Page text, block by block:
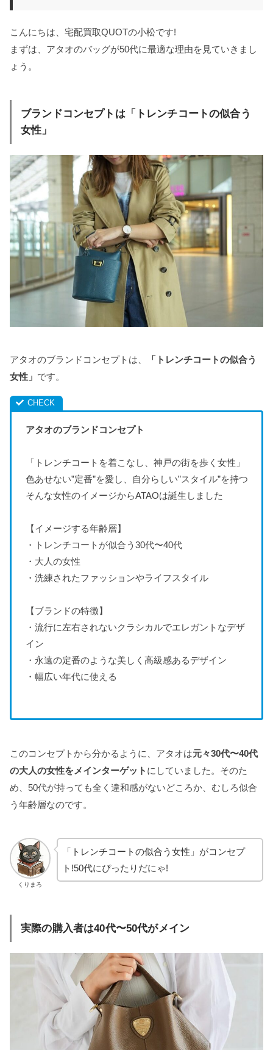
こんにちは、宅配買取QUOTの小松です!
まずは、アタオのバッグが50代に最適な理由を見ていきまし
ょう。
ブランドコンセプトは「トレンチコートの似合う
女性」
アタオのブランドコンセプトは、
「トレンチコートの似合う
女性」 です。
アタオのブランドコンセプト
「トレンチコートを着こなし、神戸の街を歩く女性」
色あせない”定番”を愛し、自分らしい”スタイル”を持つ
そんな女性のイメージからATAOは誕生しました
【イメージする年齢層】
・トレンチコートが似合う30代〜40代
・大人の女性
・洗練されたファッションやライフスタイル
【ブランドの特徴】
・流行に左右されないクラシカルでエレガントなデザ
イン
・永遠の定番のような美しく高級感あるデザイン
・幅広い年代に使える
このコンセプトから分かるように、アタオは元々30代〜40代
の大人の女性をメインターゲット にしていました。そのた
め、50代が持っても全く違和感がないどころか、むしろ似合
う年齢層なのです。
くりまろ
「トレンチコートの似合う女性」がコンセプ
ト!50代にぴったりだにゃ!
実際の購入者は40代〜50代がメイン